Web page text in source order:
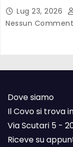
Lug 23, 2026
Nessun
Dove siamo
Il Covo si trova
Via Scutari 5 -
Riceve su